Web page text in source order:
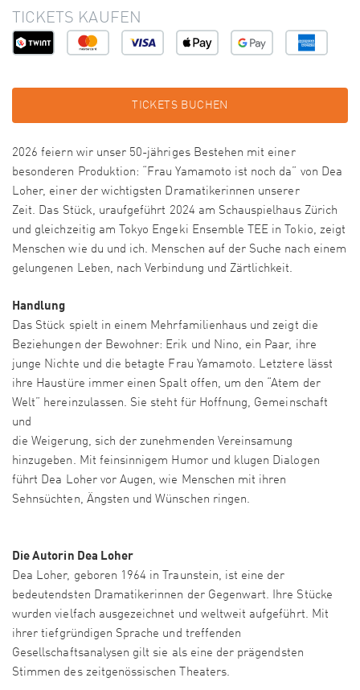
TICKETS KAUFEN
TICKETS BUCHEN
2026 feiern wir unser 50-jähriges Bestehen mit einer
besonderen Produktion: “Frau Yamamoto ist noch da” von Dea
Loher, einer der wichtigsten Dramatikerinnen unserer
Zeit. Das Stück, uraufgeführt 2024 am Schauspielhaus Zürich
und gleichzeitig am Tokyo Engeki Ensemble TEE in Tokio, zeigt
Menschen wie du und ich. Menschen auf der Suche nach einem
gelungenen Leben, nach Verbindung und Zärtlichkeit.
Handlung
Das Stück spielt in einem Mehrfamilienhaus und zeigt die
Beziehungen der Bewohner: Erik und Nino, ein Paar, ihre
junge Nichte und die betagte Frau Yamamoto. Letztere lässt
ihre Haustüre immer einen Spalt offen, um den “Atem der
Welt” hereinzulassen. Sie steht für Hoffnung, Gemeinschaft
und
die Weigerung, sich der zunehmenden Vereinsamung
hinzugeben. Mit feinsinnigem Humor und klugen Dialogen
führt Dea Loher vor Augen, wie Menschen mit ihren
Sehnsüchten, Ängsten und Wünschen ringen.
Die Autorin Dea Loher
Dea Loher, geboren 1964 in Traunstein, ist eine der
bedeutendsten Dramatikerinnen der Gegenwart. Ihre Stücke
wurden vielfach ausgezeichnet und weltweit aufgeführt. Mit
ihrer tiefgründigen Sprache und treffenden
Gesellschaftsanalysen gilt sie als eine der prägendsten
Stimmen des zeitgenössischen Theaters.